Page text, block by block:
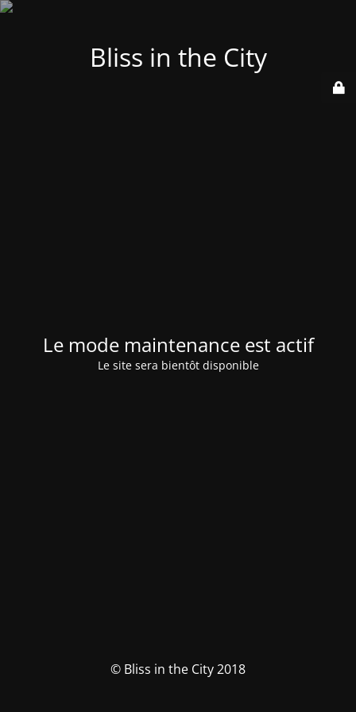
Bliss in the City
Le mode maintenance est actif
Le site sera bientôt disponible
© Bliss in the City 2018